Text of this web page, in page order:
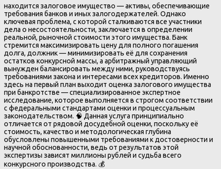
находится залоговое имущество — активы, обеспечивающие
требования банков и иных залогодержателей. Однако
ключевая проблема, с которой сталкиваются все участники
дела о несостоятельности, заключается в определении
реальной, рыночной стоимости этого имущества. Банк
стремится максимизировать цену для полного погашения
долга, должник — минимизировать её для сохранения
остатков конкурсной массы, а арбитражный управляющий
вынужден балансировать между ними, руководствуясь
требованиями закона и интересами всех кредиторов. Именно
здесь на первый план выходит оценка залогового имущества
при банкротстве — специализированное экспертное
исследование, которое выполняется в строгом соответствии
с федеральными стандартами оценки и процессуальным
законодательством. 🧠 Данная услуга принципиально
отличается от рядовой досудебной оценки, поскольку её
стоимость, качество и методологическая глубина
обусловлены повышенными требованиями к достоверности и
научной обоснованности, ведь от результатов этой
экспертизы зависят миллионы рублей и судьба всего
конкурсного производства. 💰